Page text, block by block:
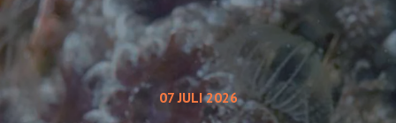
07 JULI 2026